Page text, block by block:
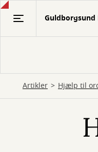
Gå
Artikler Hjælp til